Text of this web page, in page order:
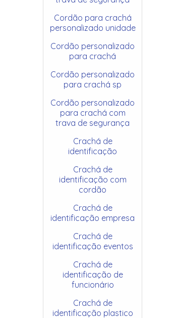
Cordão para crachá
personalizado unidade
Cordão personalizado
para crachá
Cordão personalizado
para crachá sp
Cordão personalizado
para crachá com
trava de segurança
Crachá de
identificação
Crachá de
identificação com
cordão
Crachá de
identificação empresa
Crachá de
identificação eventos
Crachá de
identificação de
funcionário
Crachá de
identificação plastico